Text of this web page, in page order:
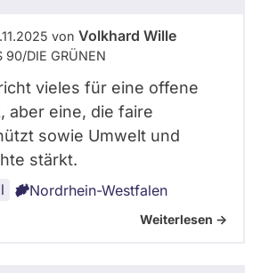
von Volkhard Wille
90/­DIE GRÜNEN
vieles für eine offene
aber eine, die faire
sowie Umwelt und
stärkt.
Nordrhein-Westfalen
Weiterlesen ->